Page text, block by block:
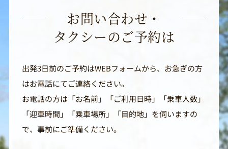
お問い合わせ・
タクシーのご予約は
出発3日前のご予約はWEBフォームから、お急ぎの方
はお電話にてご連絡ください。
お電話の方は「お名前」「ご利用日時」「乗車人数」
「迎車時間」「乗車場所」「目的地」を伺いますの
で、事前にご準備ください。